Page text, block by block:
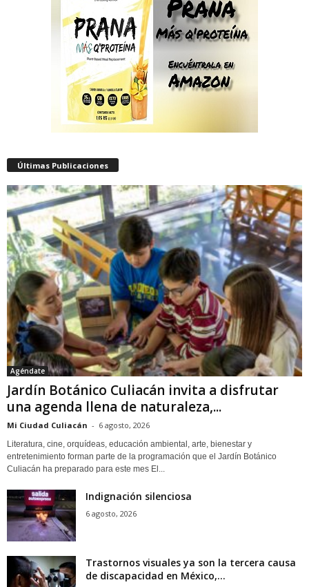
Últimas Publicaciones
Agéndate
Jardín Botánico Culiacán invita a disfrutar
una agenda llena de naturaleza,...
Mi Ciudad Culiacán - 6 agosto, 2026
Literatura, cine, orquídeas, educación ambiental, arte, bienestar y
entretenimiento forman parte de la programación que el Jardín Botánico
Culiacán ha preparado para este mes El...
Indignación silenciosa
6 agosto, 2026
Trastornos visuales ya son la tercera causa
de discapacidad en México,...